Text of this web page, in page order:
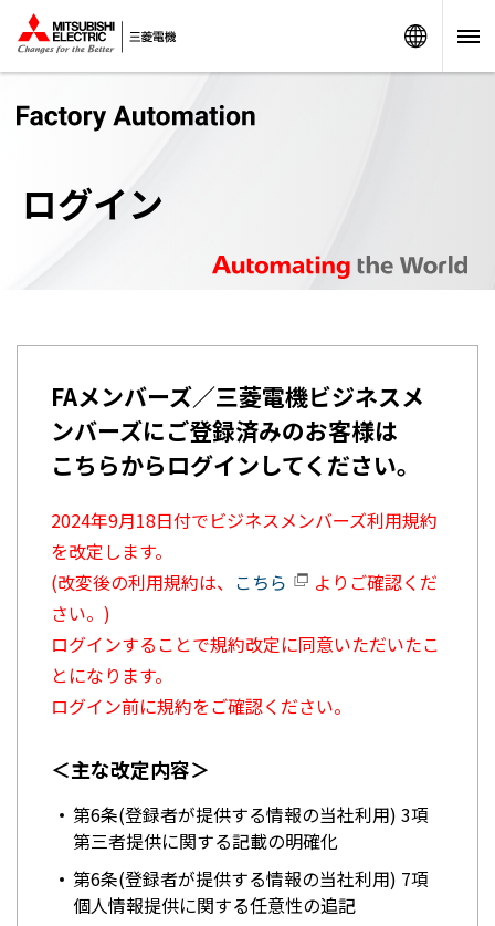
ログイン
FAメンバーズ／三菱電機ビジネスメ
ンバーズにご登録済みのお客様は
こちらからログインしてください。
2024年9月18日付でビジネスメンバーズ利用規約
を改定します。
(改変後の利用規約は、 こちら
よりご確認くだ
さい。)
ログインすることで規約改定に同意いただいたこ
とになります。
ログイン前に規約をご確認ください。
＜主な改定内容＞
第6条(登録者が提供する情報の当社利用) 3項
第三者提供に関する記載の明確化
第6条(登録者が提供する情報の当社利用) 7項
個人情報提供に関する任意性の追記